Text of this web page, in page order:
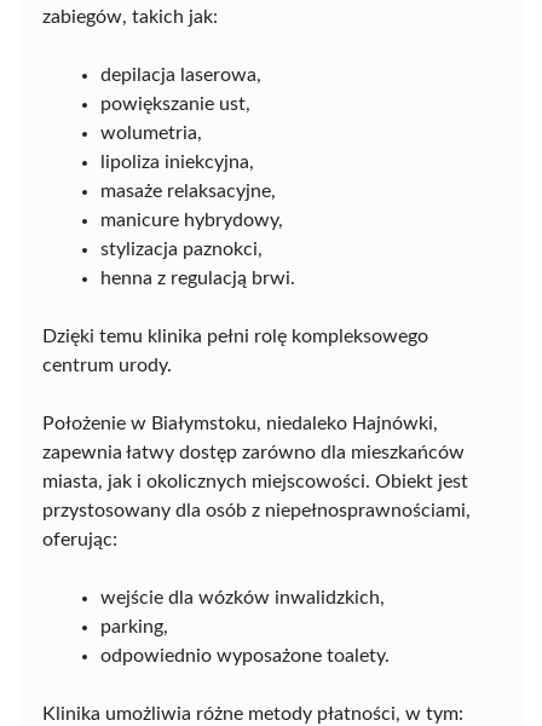
zabiegów, takich jak:
depilacja laserowa,
powiększanie ust,
wolumetria,
lipoliza iniekcyjna,
masaże relaksacyjne,
manicure hybrydowy,
stylizacja paznokci,
henna z regulacją brwi.
Dzięki temu klinika pełni rolę kompleksowego
centrum urody.
Położenie w Białymstoku, niedaleko Hajnówki,
zapewnia łatwy dostęp zarówno dla mieszkańców
miasta, jak i okolicznych miejscowości. Obiekt jest
przystosowany dla osób z niepełnosprawnościami,
oferując:
wejście dla wózków inwalidzkich,
parking,
odpowiednio wyposażone toalety.
Klinika umożliwia różne metody płatności, w tym: